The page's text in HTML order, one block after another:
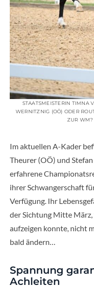
STAATSMEISTERIN TIMNA
WERNITZNIG (OÖ) ODER
ZUR
Im aktuellen A-Kader
Theurer (OÖ) und
erfahrene
ihrer Schwangerschaft
Verfügung. Ihr
der Sichtung Mitte März,
aufzeigen konnte, nicht
bald ändern…
Spannung
Achleiten